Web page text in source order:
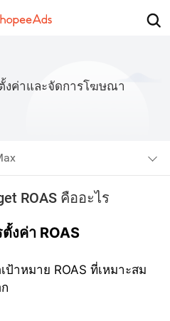
งค่าและจัดการโฆษณา
ROAS คืออะไร
งค่า ROAS
ป้าหมาย ROAS ที่เหมาะสม